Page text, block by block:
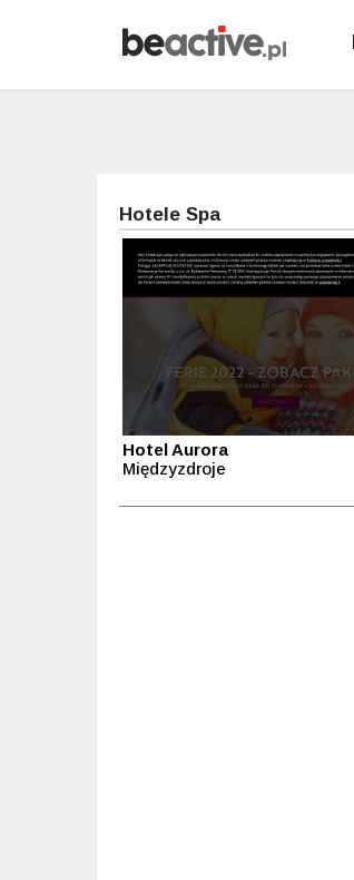
Hotele Spa
Hotel Aurora
Międzyzdroje